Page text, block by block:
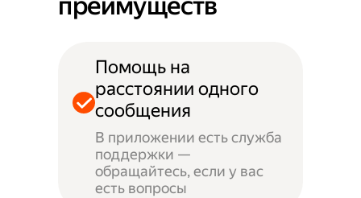
преимуществ
Помощь на
расстоянии одного
сообщения
В приложении есть служба
поддержки —
обращайтесь, если у вас
есть вопросы